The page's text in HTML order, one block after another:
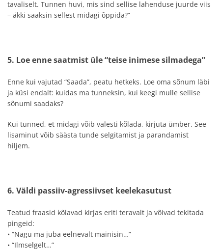
tavaliselt. Tunnen huvi, mis sind sellise lahenduse juurde viis
– äkki saaksin sellest midagi õppida?”
5. Loe enne saatmist üle “teise inimese silmadega”
Enne kui vajutad “Saada”, peatu hetkeks. Loe oma sõnum läbi
ja küsi endalt: kuidas ma tunneksin, kui keegi mulle sellise
sõnumi saadaks?
Kui tunned, et midagi võib valesti kõlada, kirjuta ümber. See
lisaminut võib säästa tunde selgitamist ja parandamist
hiljem.
6. Väldi passiiv-agressiivset keelekasutust
Teatud fraasid kõlavad kirjas eriti teravalt ja võivad tekitada
pingeid:
• “Nagu ma juba eelnevalt mainisin…”
• “Ilmselgelt…”